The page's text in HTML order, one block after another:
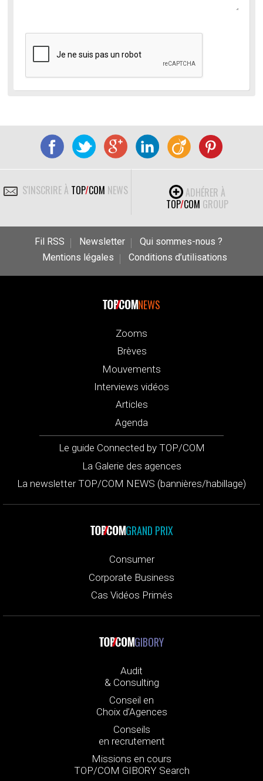
S'INSCRIRE À TOP/COM NEWS
ADHÉRER À
TOP/COM GROUP
Fil RSS Newsletter
Qui sommes-nous ?
Mentions légales
Conditions d’utilisations
NEWS
Zooms
Brèves
Mouvements
Interviews vidéos
Articles
Agenda
Le guide Connected by TOP/COM
La Galerie des agences
La newsletter TOP/COM NEWS (bannières/habillage)
GRAND PRIX
Consumer
Corporate Business
Cas Vidéos Primés
GIBORY
Audit
& Consulting
Conseil en
Choix d’Agences
Conseils
en recrutement
Missions en cours
TOP/COM GIBORY Search